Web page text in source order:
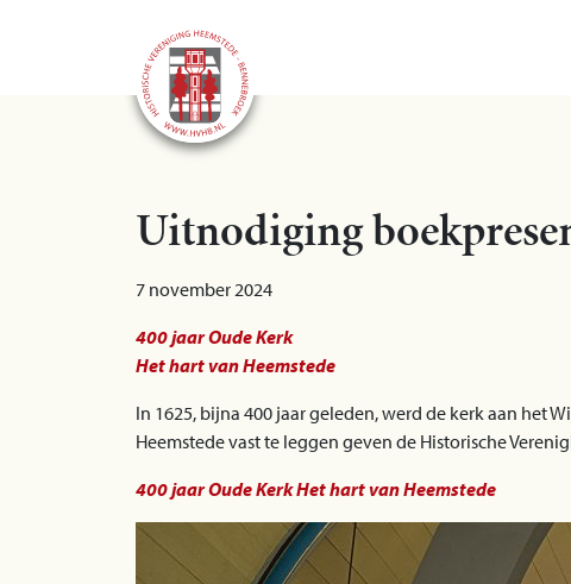
Uitnodiging
7 november 2024
400 jaar Oude Kerk
Het hart van Heemstede
In 1625, bijna 400 jaar geleden, werd de kerk aan het
Heemstede vast te leggen geven de Historische
400 jaar Oude Kerk Het hart van Heemstede